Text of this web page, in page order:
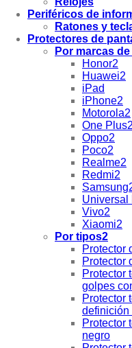
Periféricos de
Ratones y
Protectores de
Por marcas
Honor2
Huawei2
iPad
iPhone2
Motorola2
One Plus2
Oppo2
Poco2
Realme2
Redmi2
Universal
Vivo2
Xiaomi2
Por tipos2
Protector
Protector
Protector
golpes
Protector
definición
Protector
negro